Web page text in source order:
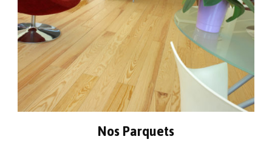
Nos Parquets